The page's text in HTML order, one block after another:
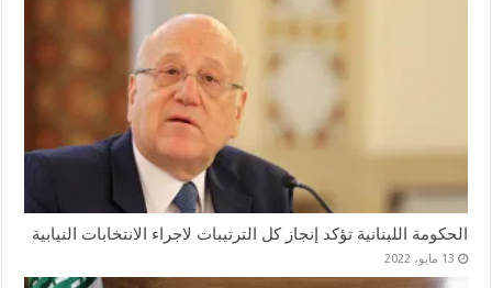
الحكومة اللبنانية تؤكد إنجاز كل الترتيبات لاجراء الانتخابات النيابية
13 مايو، 2022